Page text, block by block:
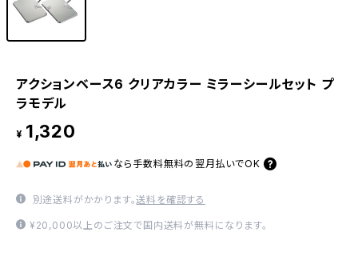
アクションベース6 クリアカラー ミラーシールセット プ
ラモデル
¥ 1,320
なら 手数料無料の 翌月払いでOK
別途送料がかかります。送料を確認する
¥20,000以上のご注文で国内送料が無料になります。